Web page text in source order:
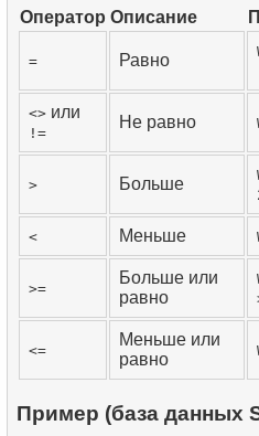
Оператор Описание
= Равно
<> или
!=
Не равно
> Больше
< Меньше
>=
Больше или
равно
<=
Меньше или
равно
Пример (база данных